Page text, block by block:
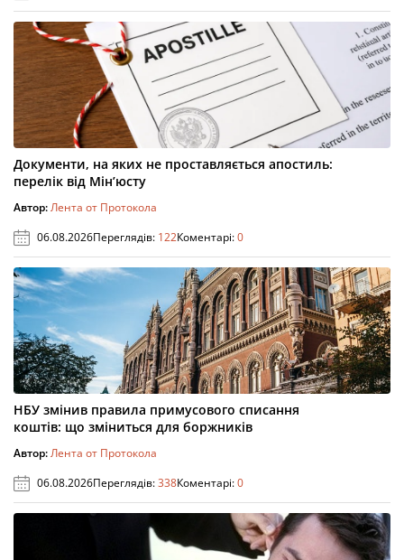
Документи, на яких не проставляється апостиль:
перелік від Мін’юсту
Автор:Лента от Протокола
06.08.2026Переглядів: 122Коментарі:0
НБУ змінив правила примусового списання
коштів: що зміниться для боржників
Автор:Лента от Протокола
06.08.2026Переглядів:338Коментарі:0